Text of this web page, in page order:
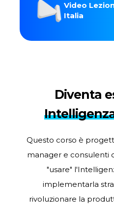
Video
Italia
Diventa
Questo corso è
manager e consulenti
"usare"
implementarla
rivoluzionare la